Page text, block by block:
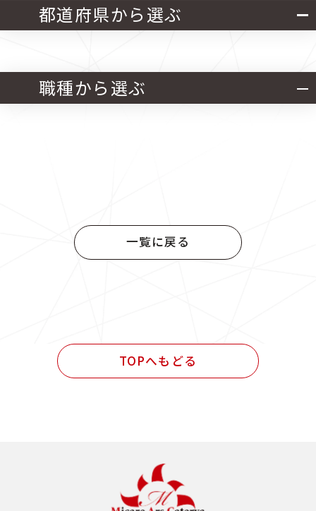
都道府県から選ぶ
北海道・東北 関東
職種から選ぶ
官公庁発注 設計・施工管理業務
民間発注 設計・施工管理業務
一覧に戻る
TOPへもどる